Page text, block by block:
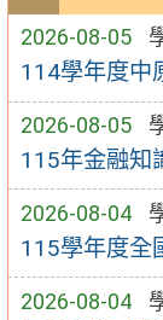
2026-08-05
114學年度中
2026-08-05
115年金融知
2026-08-04
115學年度全
2026-08-04